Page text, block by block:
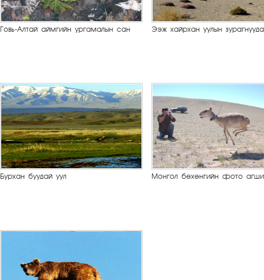
Говь-Алтай аймгийн ургамалын сан Ээж хайрхан уулын
Бурхан буудай уул Монгол бөхөнгийн фото